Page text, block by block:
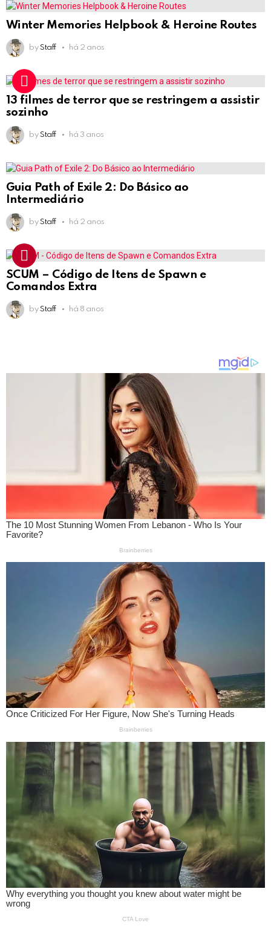
Winter Memories Helpbook & Heroine Routes
by Staff há 2 anos
13 filmes de terror que se restringem a assistir
sozinho
by Staff há 3 anos
Guia Path of Exile 2: Do Básico ao
Intermediário
by Staff há 2 anos
SCUM – Código de Itens de Spawn e
Comandos Extra
by Staff há 8 anos